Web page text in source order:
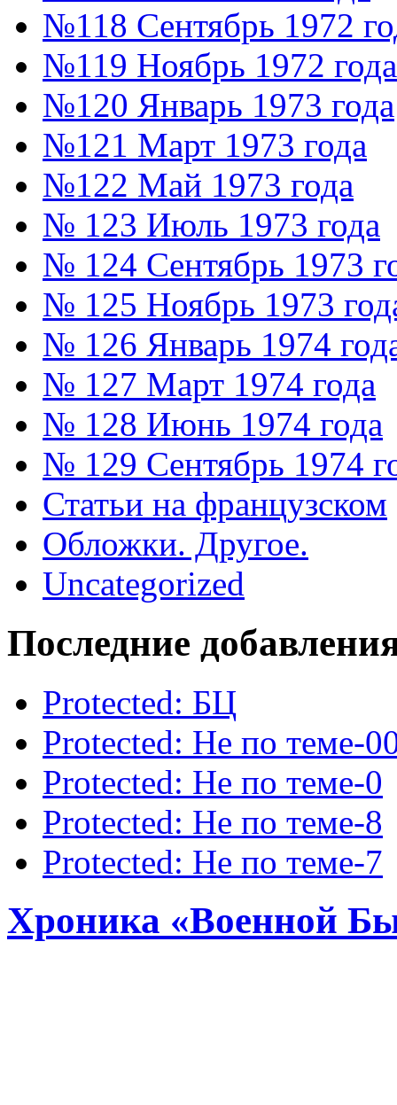
№118 Сентябрь 1972
№119 Ноябрь 1972 года
№120 Январь 1973 года
№121 Март 1973 года
№122 Май 1973 года
№ 123 Июль 1973 года
№ 124 Сентябрь 1973
№ 125 Ноябрь 1973
№ 126 Январь 1974
№ 127 Март 1974 года
№ 128 Июнь 1974 года
№ 129 Сентябрь 1974
Статьи на французском
Обложки. Другое.
Uncategorized
Последние
Protected: БЦ
Protected: Не по теме-
Protected: Не по теме-0
Protected: Не по теме-8
Protected: Не по теме-7
Хроника «Военной